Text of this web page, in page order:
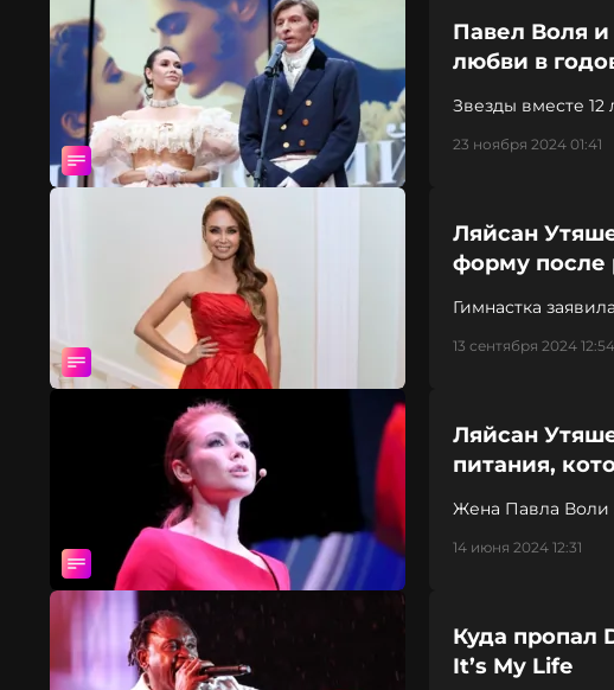
Павел Воля и
любви в
Звезды вместе 12
23 ноября 2024 01:41
Ляйсан
форму после
Гимнастка
13 сентября 2024 12:54
Ляйсан
питания,
Жена Павла Воли
14 июня 2024 12:31
Куда пропал
It’s My Life